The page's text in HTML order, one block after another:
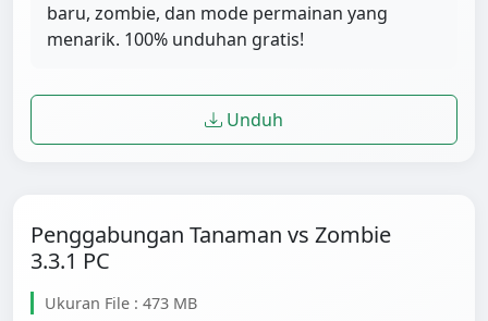
baru, zombie, dan mode permainan yang
menarik. 100% unduhan gratis!
Unduh
Penggabungan Tanaman vs Zombie
3.3.1 PC
Ukuran File : 473 MB